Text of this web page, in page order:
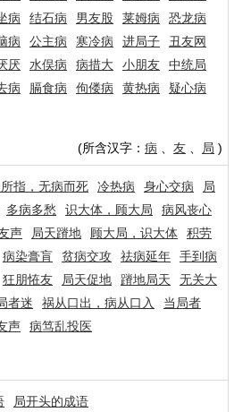
病 结石病 男友股 莱姆病
恐龙病
病 公主病 寒冷病 进局子
丑友网
厌 水俣病 病措大 小朋友
中统局
病 膈食病 佝偻病 黄热病
疑心病
(所含汉字： 病 友 局 )
指，无病而死 冷热病 身心交病
局
多病多愁 识大体，顾大局
病风丧心
声 局天蹐地 顾大局，识大体
积劳
病染膏肓 贫病交攻 祛病延年
手到病
狂朋恠友 局天促地 蹐地局天
无关大
者迷 祸从口出，病从口入
当局者
声 病笃乱投医
局开头的成语